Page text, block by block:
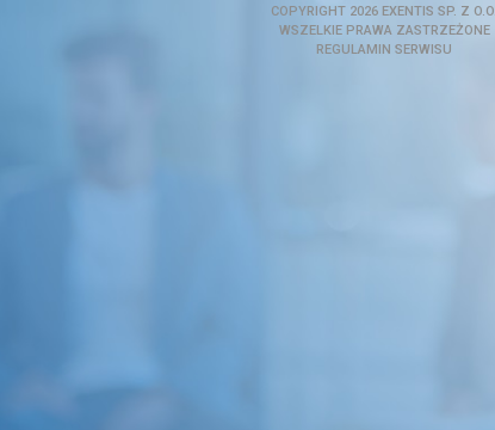
COPYRIGHT 2026 EXENTIS SP. Z O.O.
WSZELKIE PRAWA ZASTRZEŻONE
REGULAMIN SERWISU